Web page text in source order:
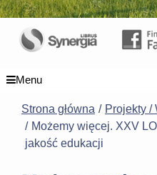
Menu
Strona główna
Projekty /
Możemy więcej. XXV
jakość edukacji